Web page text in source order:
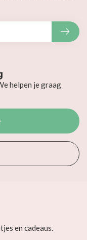
helpen je graag
en cadeaus.